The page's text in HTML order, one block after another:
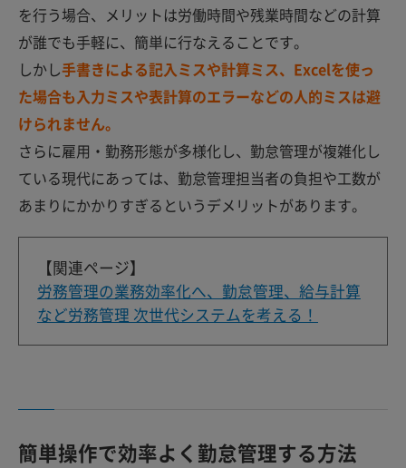
を行う場合、メリットは労働時間や残業時間などの計算
が誰でも手軽に、簡単に行なえることです。
しかし手書きによる記入ミスや計算ミス、Excelを使っ
た場合も入力ミスや表計算のエラーなどの人的ミスは避
けられません。
さらに雇用・勤務形態が多様化し、勤怠管理が複雑化し
ている現代にあっては、勤怠管理担当者の負担や工数が
あまりにかかりすぎるというデメリットがあります。
【関連ページ】
労務管理の業務効率化へ、勤怠管理、給与計算
など労務管理 次世代システムを考える！
簡単操作で効率よく勤怠管理する方法